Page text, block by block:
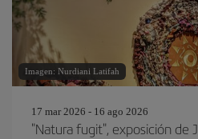
Imagen: Nurdiani Latifah
17 mar 2026 - 16 ago 2026
"Natura fugit", exposición de